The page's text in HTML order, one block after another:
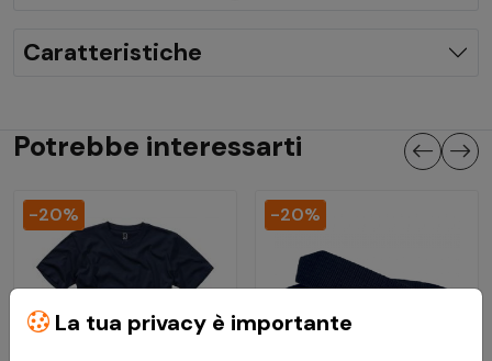
Caratteristiche
Potrebbe interessarti
-20% -20%
La tua privacy è importante